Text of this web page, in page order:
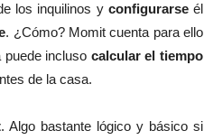
los inquilinos y configurarseél
. ¿Cómo? Momit cuenta para ello
puede incluso calcular el tiempo
de la casa.
. Algo bastante lógico y básico si